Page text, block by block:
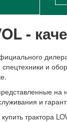
-
и
и
трактора